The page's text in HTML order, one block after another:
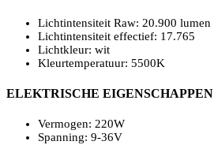
Lichtintensiteit Raw: 20.900 lumen
Lichtintensiteit effectief: 17.765
Lichtkleur: wit
Kleurtemperatuur: 5500K
ELEKTRISCHE EIGENSCHAPPEN
Vermogen: 220W
Spanning: 9-36V